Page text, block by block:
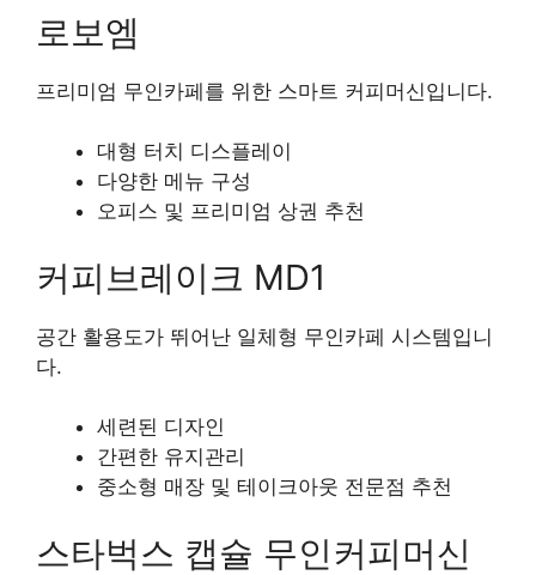
로보엠
프리미엄 무인카페를 위한 스마트 커피머신입니다.
대형 터치 디스플레이
다양한 메뉴 구성
오피스 및 프리미엄 상권 추천
커피브레이크 MD1
공간 활용도가 뛰어난 일체형 무인카페 시스템입니
다.
세련된 디자인
간편한 유지관리
중소형 매장 및 테이크아웃 전문점 추천
스타벅스 캡슐 무인커피머신